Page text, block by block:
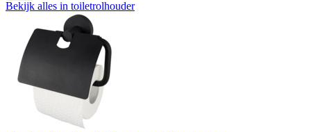
Bekijk alles in toiletrolhouder